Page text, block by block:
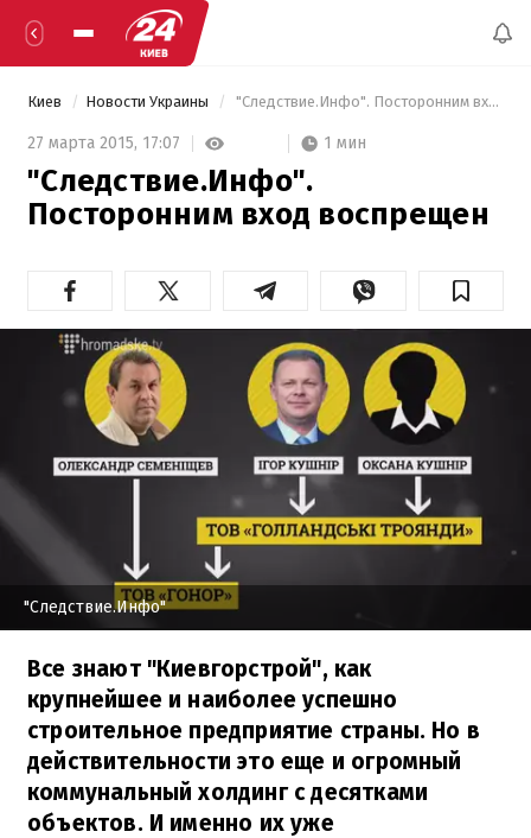
Киев Новости Украины "Следствие.Инфо". Посторонним вход воспрещен
27 марта 2015, 17:07 1 мин
"Следствие.Инфо".
Посторонним вход воспрещен
"Следствие.Инфо"
Все знают "Киевгорстрой", как
крупнейшее и наиболее успешно
строительное предприятие страны. Но в
действительности это еще и огромный
коммунальный холдинг с десятками
объектов. И именно их уже